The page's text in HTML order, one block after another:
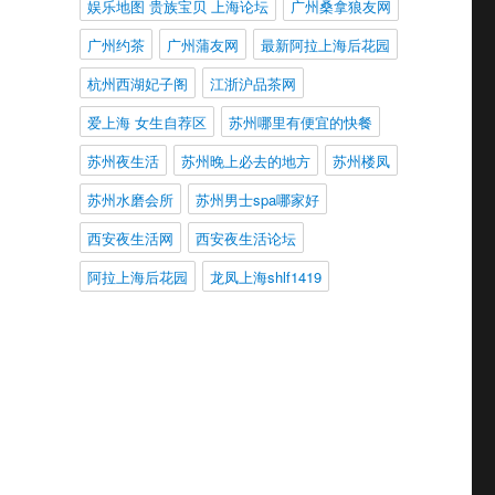
娱乐地图 贵族宝贝 上海论坛
广州桑拿狼友网
广州约茶
广州蒲友网
最新阿拉上海后花园
杭州西湖妃子阁
江浙沪品茶网
爱上海 女生自荐区
苏州哪里有便宜的快餐
苏州夜生活
苏州晚上必去的地方
苏州楼凤
苏州水磨会所
苏州男士spa哪家好
西安夜生活网
西安夜生活论坛
阿拉上海后花园
龙凤上海shlf1419